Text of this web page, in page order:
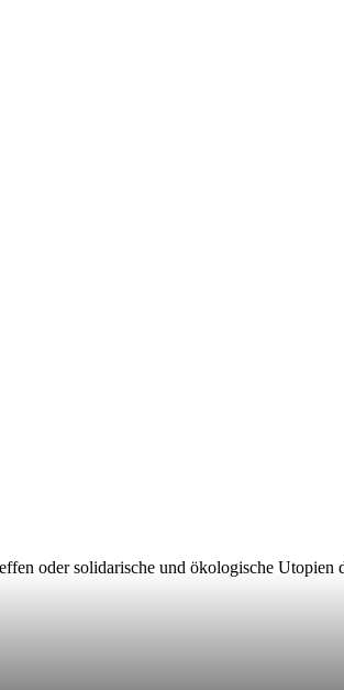
oder solidarische und ökologische